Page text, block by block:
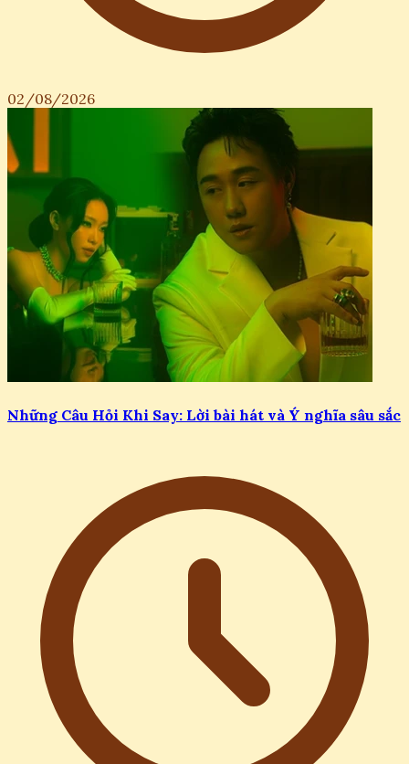
02/08/2026
Những Câu Hỏi Khi Say: Lời bài hát và Ý nghĩa sâu sắc